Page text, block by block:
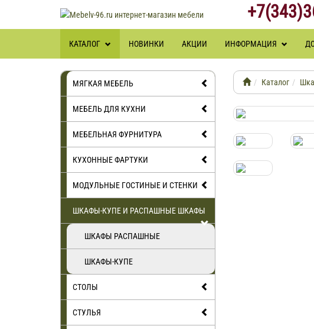
КАТАЛОГ НОВИНКИ АКЦИИ ИНФОРМАЦИЯ
МЯГКАЯ МЕБЕЛЬ
МЕБЕЛЬ ДЛЯ КУХНИ
МЕБЕЛЬНАЯ ФУРНИТУРА
КУХОННЫЕ ФАРТУКИ
МОДУЛЬНЫЕ ГОСТИНЫЕ И СТЕНКИ
ШКАФЫ-КУПЕ И РАСПАШНЫЕ ШКАФЫ
ШКАФЫ РАСПАШНЫЕ
ШКАФЫ-КУПЕ
СТОЛЫ
СТУЛЬЯ
Каталог